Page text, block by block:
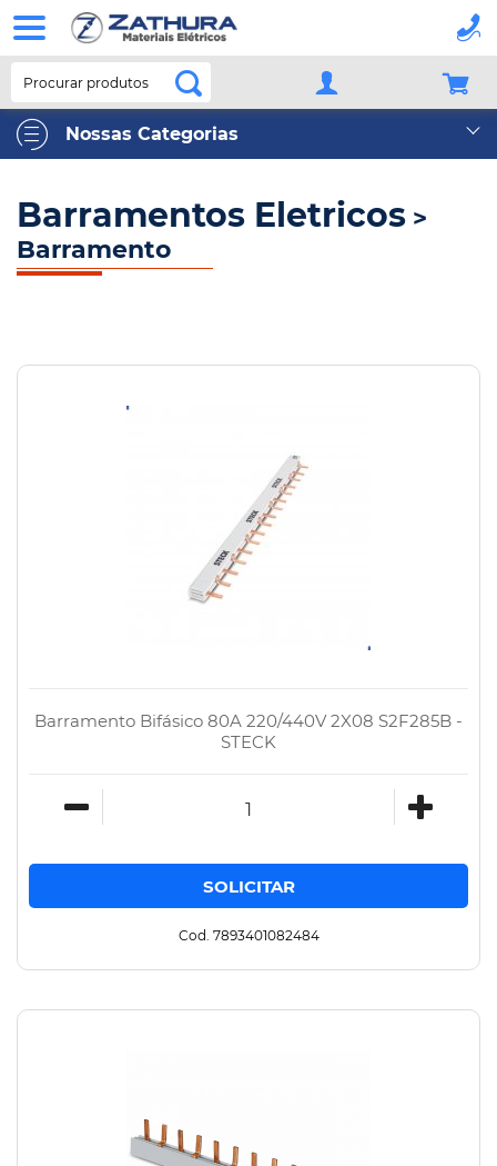
Procurar produtos
Nossas Categorias
Barramentos Eletricos >
Barramento
Barramento Bifásico 80A 220/440V 2X08 S2F285B -
STECK
Cod. 7893401082484